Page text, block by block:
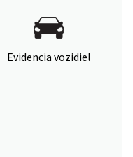
Evidencia vozidiel